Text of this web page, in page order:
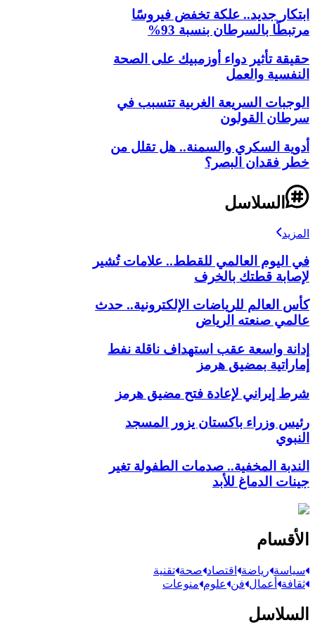
ابتكار جديد.. علكة تخفض فيروسًا
مرتبطًا بالسرطان بنسبة 93%
حقيقة تأثير دواء أوزمبيك على الصحة
النفسية والعمل
الوجبات السريعة الغربية تتسبب في
سرطان القولون
أدوية السكري والسمنة.. هل تقلل من
خطر فقدان البصر؟
السلاسل
المزيد
في اليوم العالمي للقطط.. علامات تُشير
لإصابة قطتك بالخرف
كأس العالم للرياضات الإلكترونية.. حدث
عالمي صنعته الرياض
إدانة واسعة عقب استهداف ناقلة نفط
إماراتية بمضيق هرمز
شرط إيراني لإعادة فتح مضيق هرمز
رئيس وزراء باكستان يزور المسجد
النبوي
الندبة المخفية.. صدمات الطفولة تغير
جينات الدماغ للأبد
الأقسام
سياسة رياضة اقتصاد صحة تقنية
ثقافة أعمال فن علوم منوعات
السلاسل